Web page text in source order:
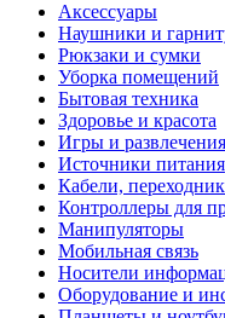
Аксессуары
Наушники и
Рюкзаки и сумки
Уборка помещений
Бытовая техника
Здоровье и красота
Игры и развлечения
Источники питания
Кабели,
Контроллеры для
Манипуляторы
Мобильная связь
Носители
Оборудование и